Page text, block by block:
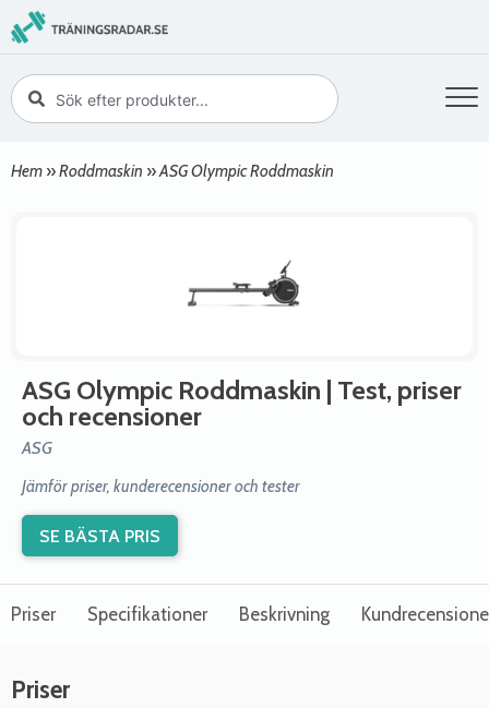
Hem »Roddmaskin »ASG Olympic Roddmaskin
ASG Olympic Roddmaskin | Test, priser
och recensioner
ASG
Jämför priser, kunderecensioner och tester
SE BÄSTA PRIS
Priser Specifikationer Beskrivning
Priser